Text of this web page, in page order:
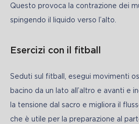
Questo provoca la contrazione dei
spingendo il liquido verso l’alto.
Esercizi con il fitball
Seduti sul fitball, esegui movimenti
bacino da un lato all’altro e avanti e
la tensione dal sacro e migliora il
che è utile per la preparazione al